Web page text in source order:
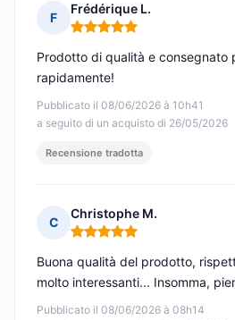
F
Frédérique L.
Nota: 5 su 5
Pubblicato il 08/06/2026 à 10h41
a seguito di un acquisto di 26/05/2026
Prodotto di qualità e consegnato
rapidamente!
Recensione tradotta
C
Christophe M.
Nota: 5 su 5
Pubblicato il 08/06/2026 à 08h14
Buona qualità del prodotto,
molto interessanti... Insomma,